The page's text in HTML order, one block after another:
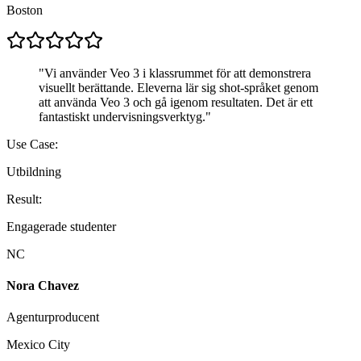
Boston
"Vi använder Veo 3 i klassrummet för att demonstrera
visuellt berättande. Eleverna lär sig shot-språket genom
att använda Veo 3 och gå igenom resultaten. Det är ett
fantastiskt undervisningsverktyg."
Use Case:
Utbildning
Result:
Engagerade studenter
NC
Nora Chavez
Agenturproducent
Mexico City